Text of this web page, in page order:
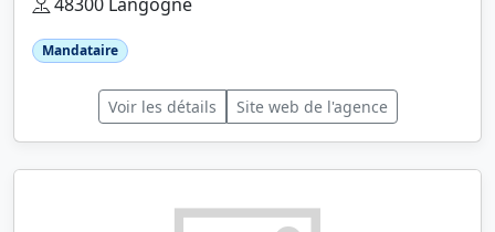
Mandataire
Voir les détails Site web de l'agence